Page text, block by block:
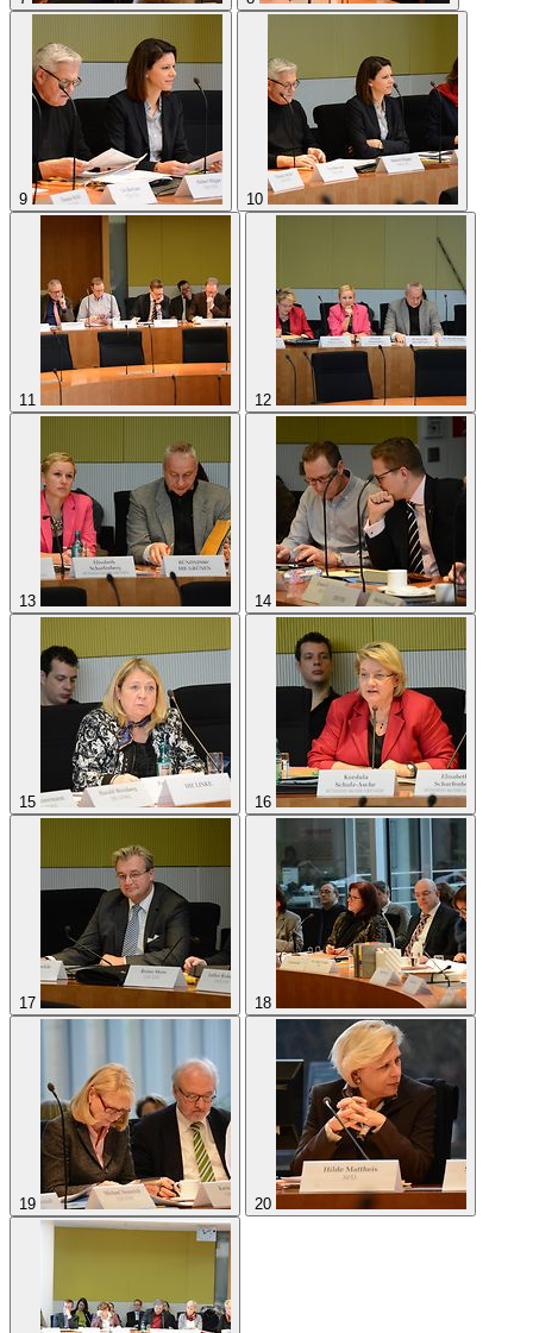
7 8
9 10
11 12
13 14
15 16
17 18